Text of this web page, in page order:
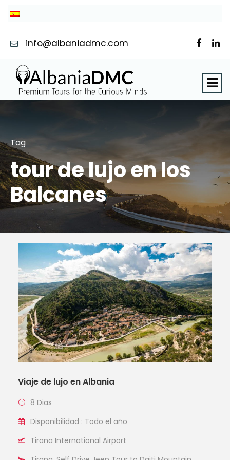
info@albaniadmc.com
Tag
tour de lujo en los
Balcanes
Viaje de lujo en Albania
8 Dias
Disponibilidad : Todo el año
Tirana International Airport